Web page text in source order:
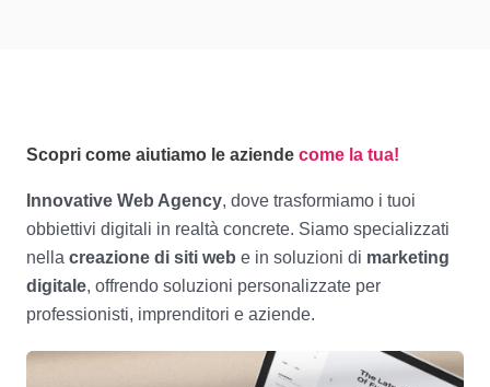
Scopri come aiutiamo le aziende come la tua!
Innovative Web Agency, dove trasformiamo i tuoi
obbiettivi digitali in realtà concrete. Siamo specializzati
nella creazione di siti web e in soluzioni di marketing
digitale, offrendo soluzioni personalizzate per
professionisti, imprenditori e aziende.